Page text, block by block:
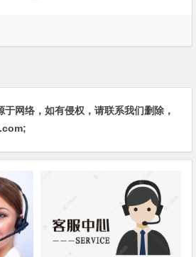
网络，如有侵权，请联系我们删除，